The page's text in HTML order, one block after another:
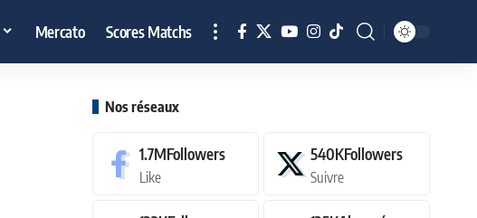
Mercato Scores Matchs
Nos réseaux
1.7MFollowers
Like
540KFollowers
Suivre